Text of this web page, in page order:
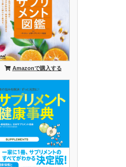
Amazonで購入する